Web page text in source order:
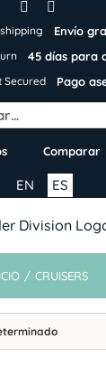
Envío
45 días para
Pago
Comparar
ES
EN
/ CRUISERS